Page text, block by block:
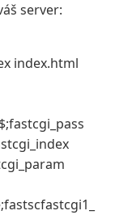
server:
index.html